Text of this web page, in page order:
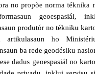
no propõe norma téknika
geoespasiál,
produtór no tékniku
ho
ba rede geodésiku
dadus geoespasiál no